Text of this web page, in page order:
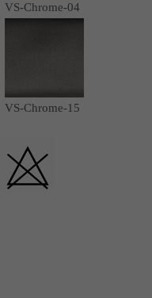
VS-Chrome-04
VS-Chrome-15